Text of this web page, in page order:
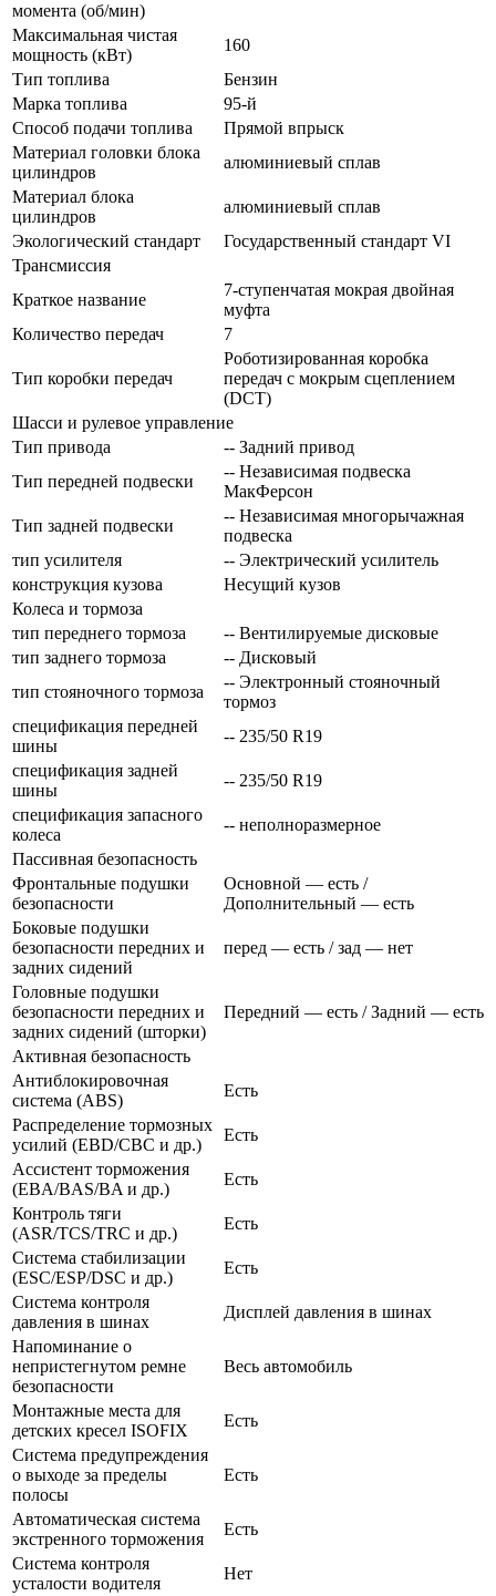
момента (об/мин)
Максимальная чистая
мощность (кВт)
160
Тип топлива
Бензин
Марка топлива
95-й
Способ подачи топлива
Прямой впрыск
Материал головки блока
цилиндров
алюминиевый сплав
Материал блока
цилиндров
алюминиевый сплав
Экологический стандарт
Государственный стандарт VI
Трансмиссия
Краткое название
7-ступенчатая мокрая двойная
муфта
Количество передач
7
Тип коробки передач
Роботизированная коробка
передач с мокрым сцеплением
(DCT)
Шасси и рулевое управление
Тип привода
-- Задний привод
Тип передней подвески
-- Независимая подвеска
МакФерсон
Тип задней подвески
-- Независимая многорычажная
подвеска
тип усилителя
-- Электрический усилитель
конструкция кузова
Несущий кузов
Колеса и тормоза
тип переднего тормоза
-- Вентилируемые дисковые
тип заднего тормоза
-- Дисковый
тип стояночного тормоза
-- Электронный стояночный
тормоз
спецификация передней
шины
-- 235/50 R19
спецификация задней
шины
-- 235/50 R19
спецификация запасного
колеса
-- неполноразмерное
Пассивная безопасность
Фронтальные подушки
безопасности
Основной — есть /
Дополнительный — есть
Боковые подушки
безопасности передних и
задних сидений
перед — есть / зад — нет
Головные подушки
безопасности передних и
задних сидений (шторки)
Передний — есть / Задний — есть
Активная безопасность
Антиблокировочная
система (ABS)
Есть
Распределение тормозных
усилий (EBD/CBC и др.)
Есть
Ассистент торможения
(EBA/BAS/BA и др.)
Есть
Контроль тяги
(ASR/TCS/TRC и др.)
Есть
Система стабилизации
(ESC/ESP/DSC и др.)
Есть
Система контроля
давления в шинах
Дисплей давления в шинах
Напоминание о
непристегнутом ремне
безопасности
Весь автомобиль
Монтажные места для
детских кресел ISOFIX
Есть
Система предупреждения
о выходе за пределы
полосы
Есть
Автоматическая система
экстренного торможения
Есть
Система контроля
усталости водителя
Нет